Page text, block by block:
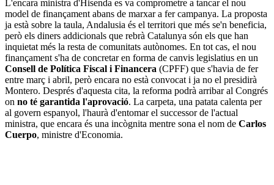
L'encara ministra d'Hisenda es va comprometre a tancar el nou
model de finançament abans de marxar a fer campanya. La proposta
ja està sobre la taula, Andalusia és el territori que més se'n beneficia,
però els diners addicionals que rebrà Catalunya són els que han
inquietat més la resta de comunitats autònomes. En tot cas, el nou
finançament s'ha de concretar en forma de canvis legislatius en un
Consell de Política Fiscal i Financera (CPFF) que s'havia de fer
entre març i abril, però encara no està convocat i ja no el presidirà
Montero. Després d'aquesta cita, la reforma podrà arribar al Congrés
on no té garantida l'aprovació. La carpeta, una patata calenta per
al govern espanyol, l'haurà d'entomar el successor de l'actual
ministra, que encara és una incògnita mentre sona el nom de Carlos
Cuerpo, ministre d'Economia.